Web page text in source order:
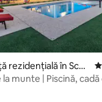
5, 129 recenzii
rezidențială în Scot
munte | Piscină, cadă